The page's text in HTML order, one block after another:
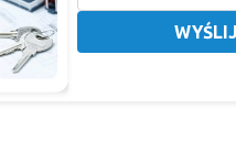
WYŚLIJ